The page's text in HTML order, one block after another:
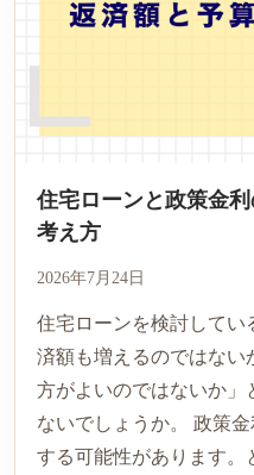
住宅ローンと政策金
考え方
2026年7月24日
住宅ローンを検討してい
済額も増えるのではない
方がよいのではないか」
ないでしょうか。 政策
する可能性があります